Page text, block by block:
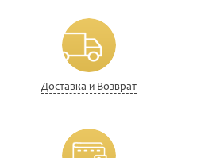
Доставка и Возврат